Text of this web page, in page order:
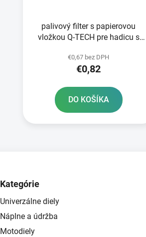
palivový filter s papierovou
vložkou Q-TECH pre hadicu s
€0,67 bez DPH
€0,82
DO KOŠÍKA
Kategórie
Univerzálne diely
Náplne a údržba
Motodiely